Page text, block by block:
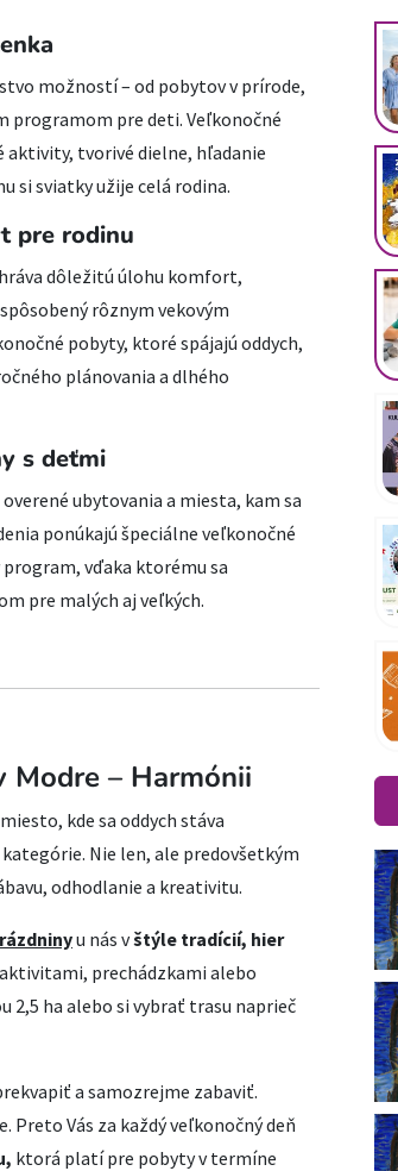
možností – od pobytov v prírode,
programom pre deti. Veľkonočné
tvorivé dielne, hľadanie
si sviatky užije celá rodina.
pre rodinu
dôležitú úlohu komfort,
rôznym vekovým
pobyty, ktoré spájajú oddych,
plánovania a dlhého
s deťmi
ubytovania a miesta, kam sa
ponúkajú špeciálne veľkonočné
vďaka ktorému sa
pre malých aj veľkých.
Modre – Harmónii
kde sa oddych stáva
Nie len, ale predovšetkým
odhodlanie a kreativitu.
u nás vštýle tradícií, hier
prechádzkami alebo
ha alebo si vybrať trasu naprieč
a samozrejme zabaviť.
Preto Vás za každý veľkonočný deň
ktorá platí pre pobyty v termíne